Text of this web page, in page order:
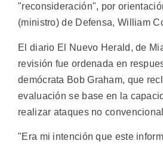
"reconsideración", por
(ministro) de Defensa, William
El diario El Nuevo Herald, de
revisión fue ordenada en
demócrata Bob Graham, que
evaluación se base en la
realizar ataques no
"Era mi intención que este